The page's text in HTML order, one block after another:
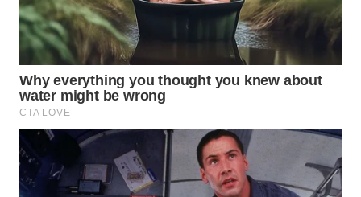
LIKUPANG
WN
LABUANBAJO
WN
Wahana
Media